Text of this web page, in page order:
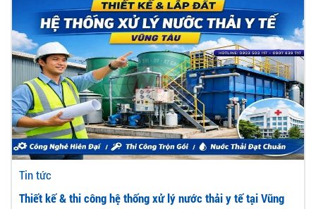
Tin tức
Thiết kế & thi công hệ thống xử lý nước thải y tế tại Vũng